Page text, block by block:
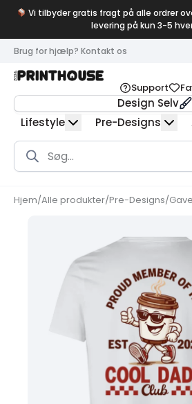
Vi tilbyder gratis fragt på alle ordrer
levering på kun 3-5
Brug for hjælp? Kontakt os
Support
Design Selv
Lifestyle
Pre-Designs
Products
search
Hjem/Alle produkter/Pre-Designs/Gave